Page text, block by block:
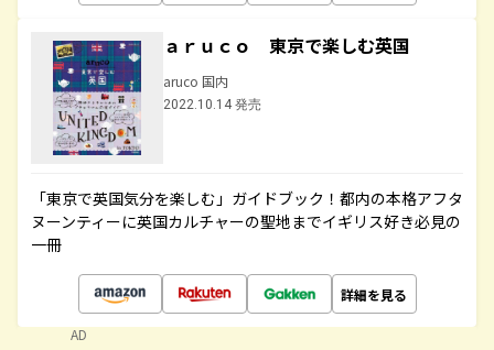
ａｒｕｃｏ 東京で楽しむ英国
aruco 国内
2022.10.14 発売
「東京で英国気分を楽しむ」ガイドブック！都内の本格アフタ
ヌーンティーに英国カルチャーの聖地までイギリス好き必見の
一冊
詳細を見る
AD